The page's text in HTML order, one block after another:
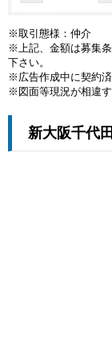
※取引態様：仲介
※上記、金額は募集
下さい。
※広告作成中に契約済
※図面等現況が相違す
新大阪千代